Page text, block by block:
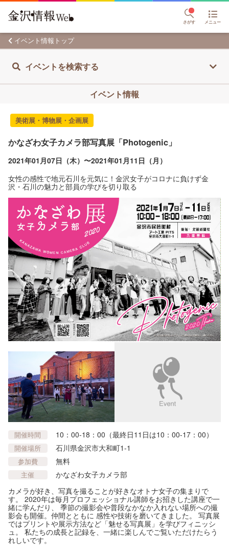
さがす メニュー
イベント情報トップ
イベントを検索する
イベント情報
美術展・博物展・企画展
かなざわ女子カメラ部写真展「Photogenic」
2021年01月07日（木）〜2021年01月11日（月）
女性の感性で地元石川を元気に！金沢女子がコロナに負けず金
沢・石川の魅力と部員の学びを切り取る
開催時間 10：00-18：00（最終日11日は10：00-17：00）
開催場所 石川県金沢市大和町1-1
参加費 無料
主催
かなざわ女子カメラ部
カメラが好き、写真を撮ることが好きなオトナ女子の集まりで
す。 2020年は毎月プロフェッショナル講師をお招きした講座で一
緒に学んだり、 季節の撮影会や普段なかなか入れない場所への撮
影会も開催。仲間とともに 感性や技術を磨いてきました。 写真展
ではプリントや展示方法など「魅せる写真展」を学びフィニッシ
ュ。 私たちの成長と記録を、一緒に楽しんでご覧いただけたらう
れしいです。